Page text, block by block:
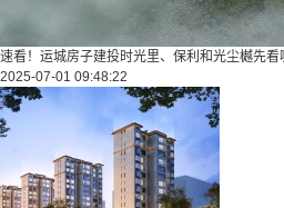
速看！运城房子建投时光里、保利和光尘樾先看
2025-07-01 09:48:22